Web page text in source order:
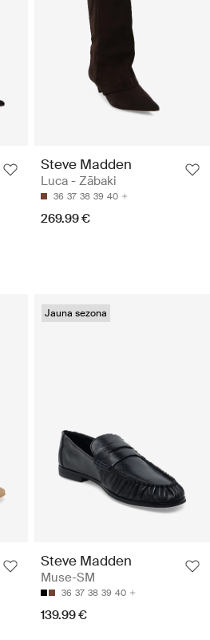
Steve Madden
Luca - Zābaki
36 37 38 39 40
269.99 €
Jauna sezona
Steve Madden
Muse-SM
36 37 38 39 40
139.99 €